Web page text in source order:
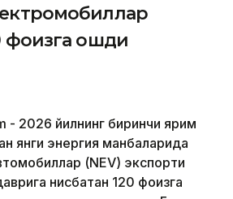
фоизга ошди
- 2026 йилнинг биринчи ярим
янги энергия манбаларида
(NEV) экспорти
нисбатан 120 фоизга